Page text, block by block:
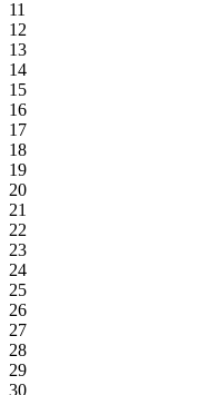
11
12
13
14
15
16
17
18
19
20
21
22
23
24
25
26
27
28
29
30